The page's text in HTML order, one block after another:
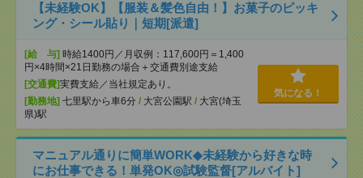
【未経験OK】【服装＆髪色自由！】お菓子のピッキ
ング・シール貼り｜短期[派遣]
[給 与] 時給1400円／月収例：117,600円＝1,400
円×4時間×21日勤務の場合＋交通費別途支給
[交通費]実費支給／当社規定あり。
[勤務地] 七里駅から車6分 / 大宮公園駅 / 大宮(埼玉
県)駅
気になる！
マニュアル通りに簡単WORK◆未経験から好きな時
にお仕事できる！単発OK◎試験監督[アルバイト]